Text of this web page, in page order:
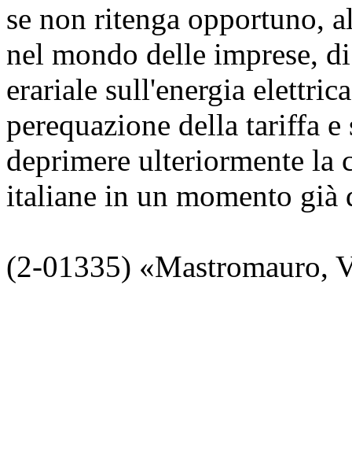
se non ritenga opportuno,
nel mondo delle imprese,
erariale sull'energia
perequazione della tariffa
deprimere ulteriormente la
italiane in un momento già
(2-01335) «Mastromauro,